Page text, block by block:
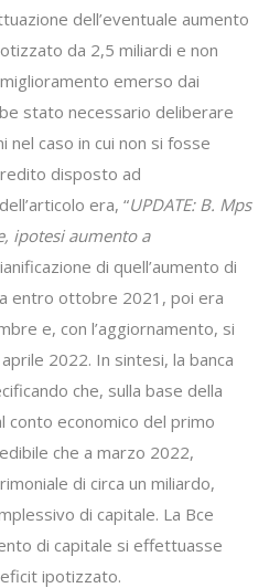
dell’eventuale aumento
da 2,5 miliardi e non
emerso dai
stato necessario deliberare
nel caso in cui non si fosse
disposto ad
era, “UPDATE: B. Mps
ipotesi aumento a
di quell’aumento di
entro ottobre 2021, poi era
e, con l’aggiornamento, si
2022. In sintesi, la banca
che, sulla base della
conto economico del primo
che a marzo 2022,
di circa un miliardo,
di capitale. La Bce
di capitale si effettuasse
ipotizzato.